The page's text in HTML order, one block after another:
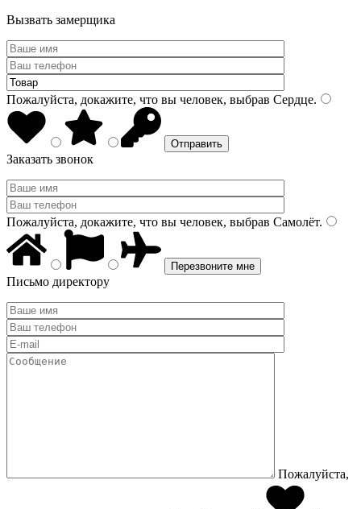
Вызвать замерщика
Пожалуйста, докажите, что вы человек, выбрав Сердце.
Заказать звонок
Пожалуйста, докажите, что вы человек, выбрав Самолёт.
Письмо директору
Пожалуйста,